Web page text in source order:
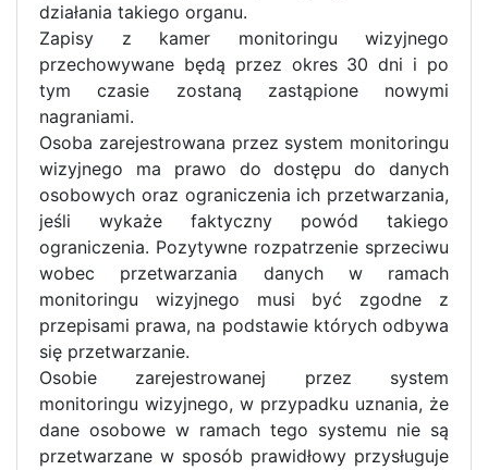
działania takiego organu.
Zapisy z kamer monitoringu wizyjnego
przechowywane będą przez okres 30 dni i po
tym czasie zostaną zastąpione nowymi
nagraniami.
Osoba zarejestrowana przez system monitoringu
wizyjnego ma prawo do dostępu do danych
osobowych oraz ograniczenia ich przetwarzania,
jeśli wykaże faktyczny powód takiego
ograniczenia. Pozytywne rozpatrzenie sprzeciwu
wobec przetwarzania danych w ramach
monitoringu wizyjnego musi być zgodne z
przepisami prawa, na podstawie których odbywa
się przetwarzanie.
Osobie zarejestrowanej przez system
monitoringu wizyjnego, w przypadku uznania, że
dane osobowe w ramach tego systemu nie są
przetwarzane w sposób prawidłowy przysługuje